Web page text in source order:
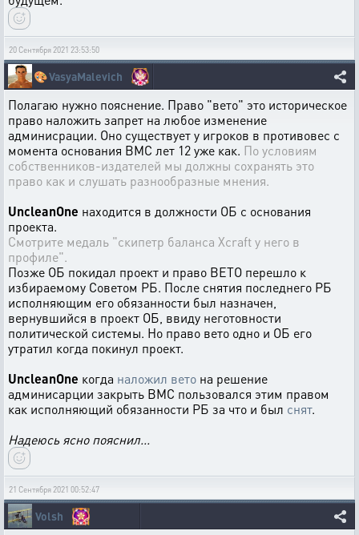
20 Сентября 2021 23:53:50
🎨VasyaMalevich
Полагаю нужно пояснение. Право "вето" это историческое
право наложить запрет на любое изменение
админисрации. Оно существует у игроков в противовес с
момента основания ВМС лет 12 уже как. По условиям
собственников-издателей мы должны сохранять это
право как и слушать разнообразные мнения.
UncleanOne находится в должности ОБ с основания
проекта.
Смотрите медаль "скипетр баланса Xcraft у него в
профиле".
Позже ОБ покидал проект и право ВЕТО перешло к
избираемому Советом РБ. После снятия последнего РБ
исполняющим его обязанности был назначен,
вернувшийся в проект ОБ, ввиду неготовности
политической системы. Но право вето одно и ОБ его
утратил когда покинул проект.
UncleanOne когда наложил вето на решение
админисарции закрыть ВМС пользовался этим правом
как исполняющий обязанности РБ за что и был снят.
Надеюсь ясно пояснил...
21 Сентября 2021 00:52:47
Volsh